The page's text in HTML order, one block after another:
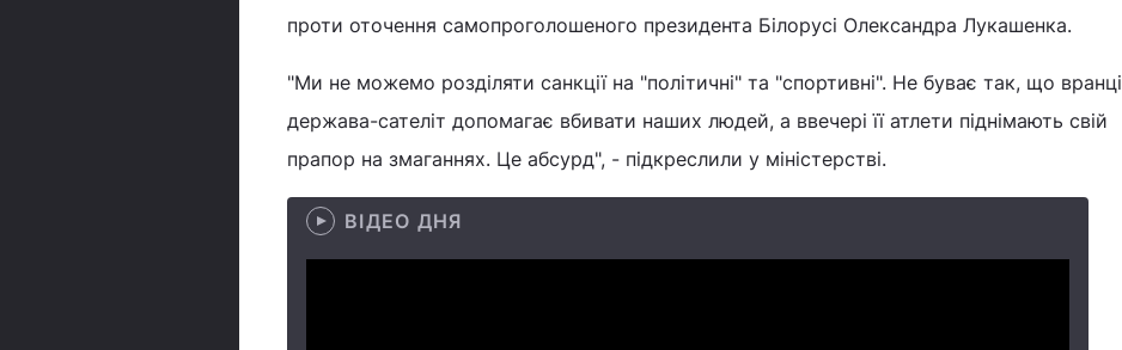
проти оточення самопроголошеного президента Білорусі Олександра Лукашенка.
"Ми не можемо розділяти санкції на "політичні" та "спортивні". Не буває так, що вранці
держава-сателіт допомагає вбивати наших людей, а ввечері її атлети піднімають свій
прапор на змаганнях. Це абсурд", - підкреслили у міністерстві.
ВІДЕО ДНЯ